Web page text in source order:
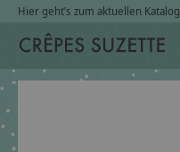
Hier geht’s zum aktuellen Katalog